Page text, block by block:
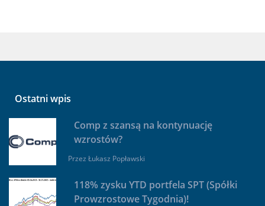
Ostatni wpis
Comp z szansą na kontynuację
wzrostów?
Przez Łukasz Popławski
118% zysku YTD portfela SPT (Spółki
Prowzrostowe Tygodnia)!